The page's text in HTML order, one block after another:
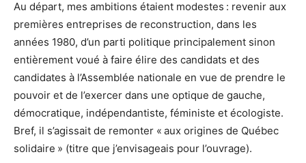
Au départ, mes ambitions étaient modestes : revenir aux
premières entreprises de reconstruction, dans les
années 1980, d’un parti politique principalement sinon
entièrement voué à faire élire des candidats et des
candidates à l’Assemblée nationale en vue de prendre le
pouvoir et de l’exercer dans une optique de gauche,
démocratique, indépendantiste, féministe et écologiste.
Bref, il s’agissait de remonter « aux origines de Québec
solidaire » (titre que j’envisageais pour l’ouvrage).